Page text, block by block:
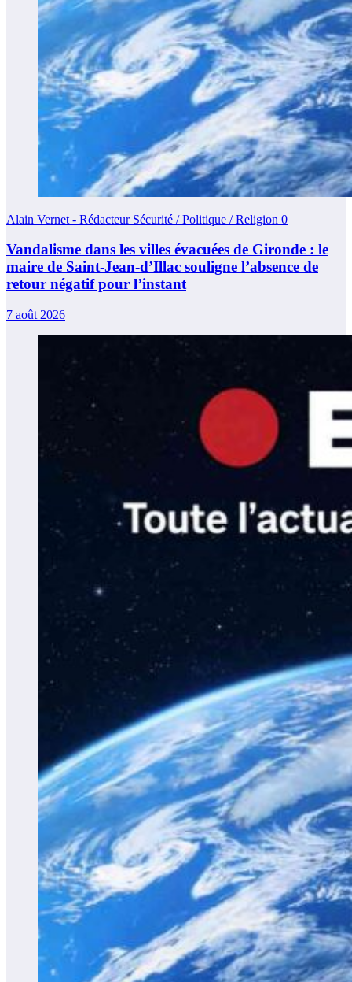
Alain Vernet - Rédacteur Sécurité / Politique / Religion 0
Vandalisme dans les villes évacuées de Gironde : le
maire de Saint-Jean-d’Illac souligne l’absence de
retour négatif pour l’instant
7 août 2026